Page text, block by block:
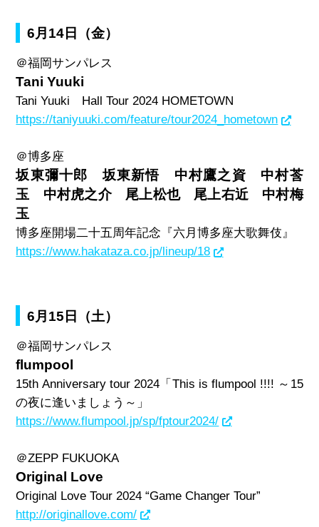
6月14日（金）
＠福岡サンパレス
Tani Yuuki
Tani Yuuki
Hall Tour 2024 HOMETOWN
https://taniyuuki.com/feature/tour2024_hometown
＠博多座
坂東彌十郎 坂東新悟 中村鷹之資 中村莟
玉 中村虎之介 尾上松也 尾上右近 中村梅
玉
博多座開場二十五周年記念『六月博多座大歌舞伎』
https://www.hakataza.co.jp/lineup/18
6月15日（土）
＠福岡サンパレス
flumpool
15th Anniversary tour 2024 「 This is flumpool !!!! ～ 15
の夜に逢いましょう～」
https://www.flumpool.jp/sp/fptour2024/
＠ZEPP FUKUOKA
Original Love
Original Love Tour 2024 “Game Changer Tour”
http://originallove.com/